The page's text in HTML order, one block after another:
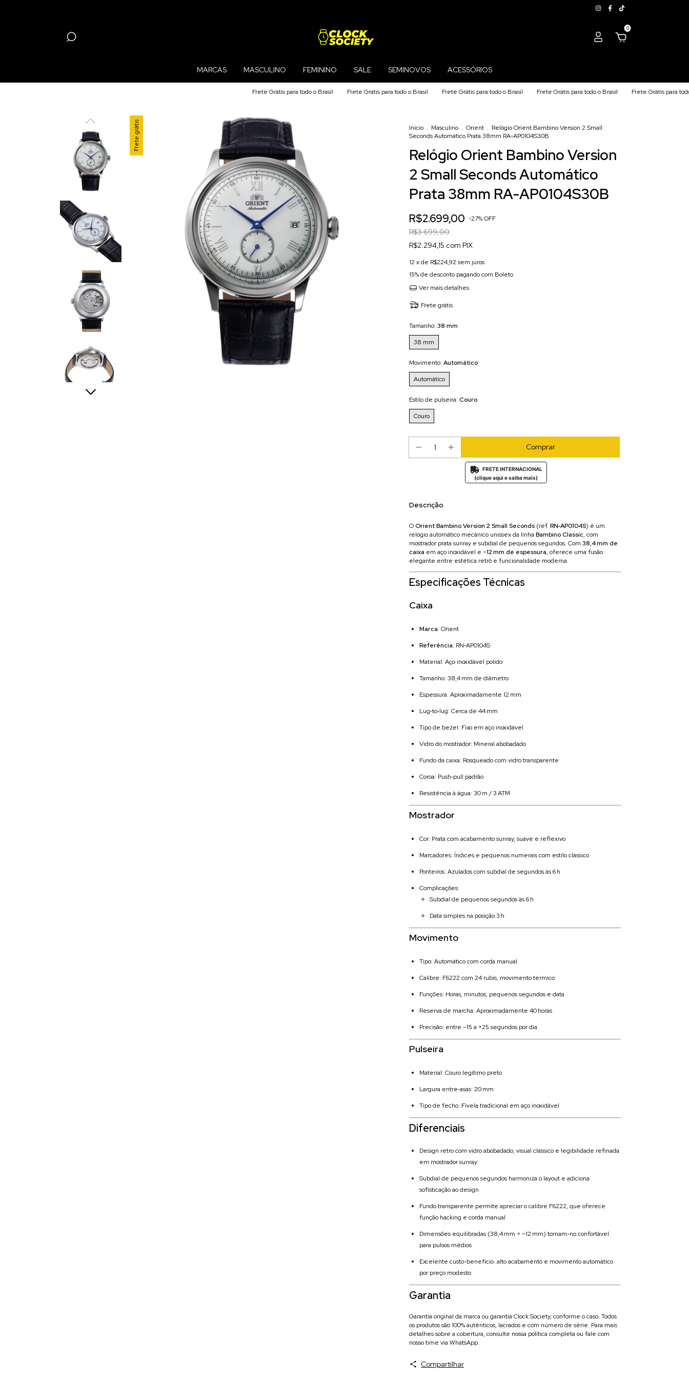
0
MARCAS MASCULINO FEMININO SALE SEMINOVOS ACESSÓRIOS
Frete Grátis para todo o Brasil Frete Grátis para todo o Brasil Frete Grátis para todo o Brasil Frete Grátis para todo o Brasil Frete Grátis para todo o Brasil
Frete grátis Início . Masculino . Orient . Relógio Orient Bambino Version 2 Small
Seconds Automático Prata 38mm RA-AP0104S30B
Relógio Orient Bambino Version
2 Small Seconds Automático
Prata 38mm RA-AP0104S30B
R$2.699,00 -27%OFF
R$3.699,00
R$2.294,15 com PIX
12 x de R$224,92 sem juros
15% de desconto pagando com Boleto
Ver mais detalhes
Frete grátis
Tamanho: 38 mm
38 mm
Movimento: Automático
Automático
Estilo de pulseira: Couro
Couro
FRETE INTERNACIONAL
(clique aqui e saiba mais)
Descrição
OOrient Bambino Version 2 Small Seconds (ref. RN‑AP0104S) é um
relógio automático mecânico unissex da linha Bambino Classic, com
mostrador prata sunray e subdial de pequenos segundos. Com 38,4 mm de
caixa em aço inoxidável e ~12 mm de espessura, oferece uma fusão
elegante entre estética retrô e funcionalidade moderna.
Especificações Técnicas
Caixa
Marca: Orient
Referência: RN‑AP0104S
Material: Aço inoxidável polido
Tamanho: 38,4 mm de diâmetro
Espessura: Aproximadamente 12 mm
Lug‑to‑lug: Cerca de 44 mm
Tipo de bezel: Fixo em aço inoxidável
Vidro do mostrador: Mineral abobadado
Fundo da caixa: Rosqueado com vidro transparente
Coroa: Push‑pull padrão
Resistência à água: 30 m / 3 ATM
Mostrador
Cor: Prata com acabamento sunray, suave e reflexivo
Marcadores: Índices e pequenos numerais com estilo clássico
Ponteiros: Azulados com subdial de segundos às 6 h
Complicações:
Subdial de pequenos segundos às 6 h
Data simples na posição 3 h
Movimento
Tipo: Automático com corda manual
Calibre: F6222 com 24 rubis, movimento térmico
Funções: Horas, minutos, pequenos segundos e data
Reserva de marcha: Aproximadamente 40 horas
Precisão: entre –15 a +25 segundos por dia
Pulseira
Material: Couro legítimo preto
Largura entre‑asas: 20 mm
Tipo de fecho: Fivela tradicional em aço inoxidável
Diferenciais
Design retro com vidro abobadado, visual clássico e legibilidade refinada
em mostrador sunray
Subdial de pequenos segundos harmoniza o layout e adiciona
sofisticação ao design
Fundo transparente permite apreciar o calibre F6222, que oferece
função hacking e corda manual
Dimensões equilibradas (38,4 mm × ~12 mm) tornam-no confortável
para pulsos médios
Excelente custo-benefício: alto acabamento e movimento automático
por preço modesto
Garantia
Garantia original da marca ou garantia Clock Society, conforme o caso. Todos
os produtos são 100% autênticos, lacrados e com número de série. Para mais
detalhes sobre a cobertura, consulte nossa política completa ou fale com
nosso time via WhatsApp.
Compartilhar